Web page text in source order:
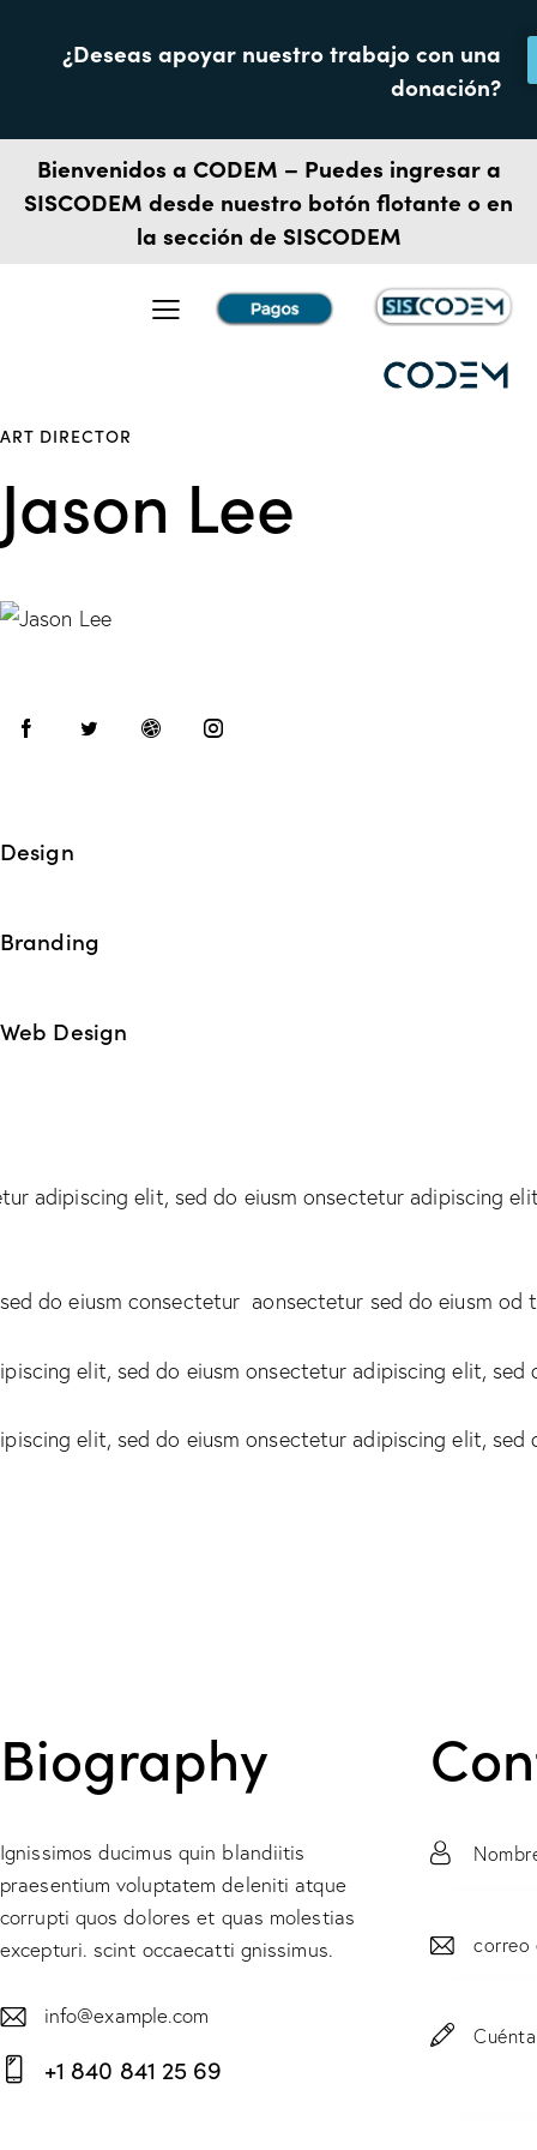
¿Deseas apoyar nuestro trabajo con una
donación?
Bienvenidos a CODEM – Puedes ingresar a
SISCODEM desde nuestro botón flotante o en
la sección de SISCODEM
ART DIRECTOR
Jason Lee
Design
Branding
Web Design
adipiscing elit, sed do eiusm onsectetur adipiscing
do eiusm consectetur aonsectetur sed do eiusm od
elit, sed do eiusm onsectetur adipiscing elit,
elit, sed do eiusm onsectetur adipiscing elit, sed
Biography
Ignissimos ducimus quin blandiitis
praesentium voluptatem deleniti atque
corrupti quos dolores et quas molestias
excepturi. scint occaecatti gnissimus.
E-
m
info@example.com
+1 840 841 25 69